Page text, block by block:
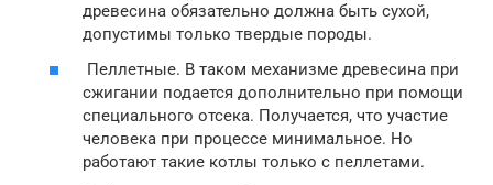
древесина обязательно должна быть сухой,
допустимы только твердые породы.
Пеллетные. В таком механизме древесина при
сжигании подается дополнительно при помощи
специального отсека. Получается, что участие
человека при процессе минимальное. Но
работают такие котлы только с пеллетами.